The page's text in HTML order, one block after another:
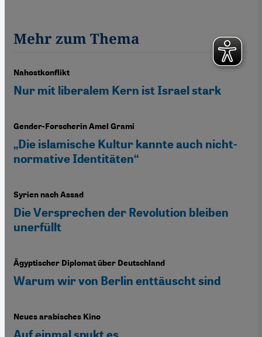
Mehr zum Thema
Nahostkonflikt
Nur mit liberalem Kern ist Israel stark
Gender-Forscherin Amel Grami
„Die islamische Kultur kannte auch nicht-
normative Identitäten“
Syrien nach Assad
Die Versprechen der Revolution bleiben
unerfüllt
Ägyptischer Diplomat über Deutschland
Warum wir von Berlin enttäuscht sind
Neues arabisches Kino